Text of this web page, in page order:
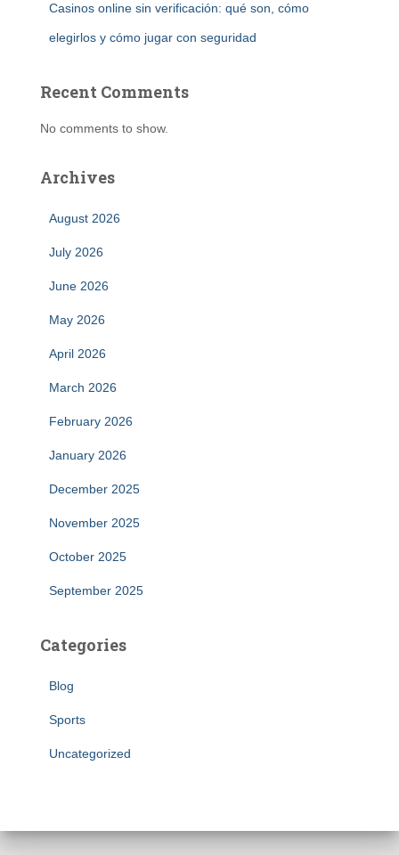
Casinos online sin verificación: qué son, cómo
elegirlos y cómo jugar con seguridad
Recent Comments
No comments to show.
Archives
August 2026
July 2026
June 2026
May 2026
April 2026
March 2026
February 2026
January 2026
December 2025
November 2025
October 2025
September 2025
Categories
Blog
Sports
Uncategorized